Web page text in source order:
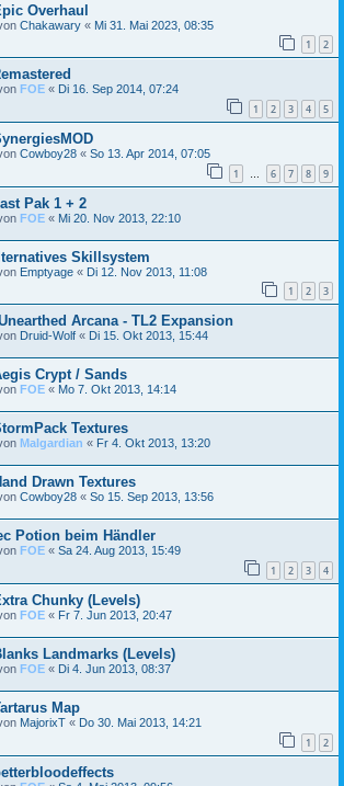
Overhaul
Chakawary « Mi 31. Mai 2023, 08:35
1 2
FOE « Di 16. Sep 2014, 07:24
1 2 3 4 5
Cowboy28 « So 13. Apr 2014, 07:05
1 … 6 7 8 9
Pak 1 + 2
FOE « Mi 20. Nov 2013, 22:10
Skillsystem
Emptyage « Di 12. Nov 2013, 11:08
1 2 3
Arcana - TL2 Expansion
Druid-Wolf « Di 15. Okt 2013, 15:44
Crypt / Sands
FOE « Mo 7. Okt 2013, 14:14
Textures
Malgardian « Fr 4. Okt 2013, 13:20
Drawn Textures
Cowboy28 « So 15. Sep 2013, 13:56
Potion beim Händler
FOE « Sa 24. Aug 2013, 15:49
1 2 3 4
Chunky (Levels)
FOE « Fr 7. Jun 2013, 20:47
Landmarks (Levels)
FOE « Di 4. Jun 2013, 08:37
Map
MajorixT « Do 30. Mai 2013, 14:21
1 2